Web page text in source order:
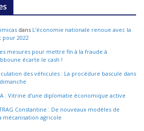
dans L’économie nationale renoue avec la
pour 2022
mesures pour mettre fin à la fraude à
écarte le cash !
des véhicules : La procédure bascule dans
: Vitrine d’une diplomatie économique active
Constantine : De nouveaux modèles de
agricole